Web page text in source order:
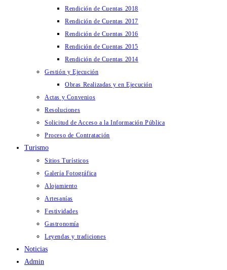
Rendición de Cuentas 2018
Rendición de Cuentas 2017
Rendición de Cuentas 2016
Rendición de Cuentas 2015
Rendición de Cuentas 2014
Gestión y Ejecución
Obras Realizadas y en Ejecución
Actas y Convenios
Resoluciones
Solicitud de Acceso a la Información Pública
Proceso de Contratación
Turismo
Sitios Turísticos
Galería Fotográfica
Alojamiento
Artesanías
Festividades
Gastronomía
Leyendas y tradiciones
Noticias
Admin